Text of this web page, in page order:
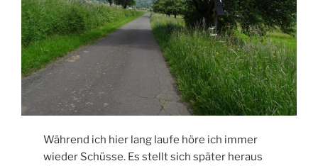
Während ich hier lang laufe höre ich immer
wieder Schüsse. Es stellt sich später heraus